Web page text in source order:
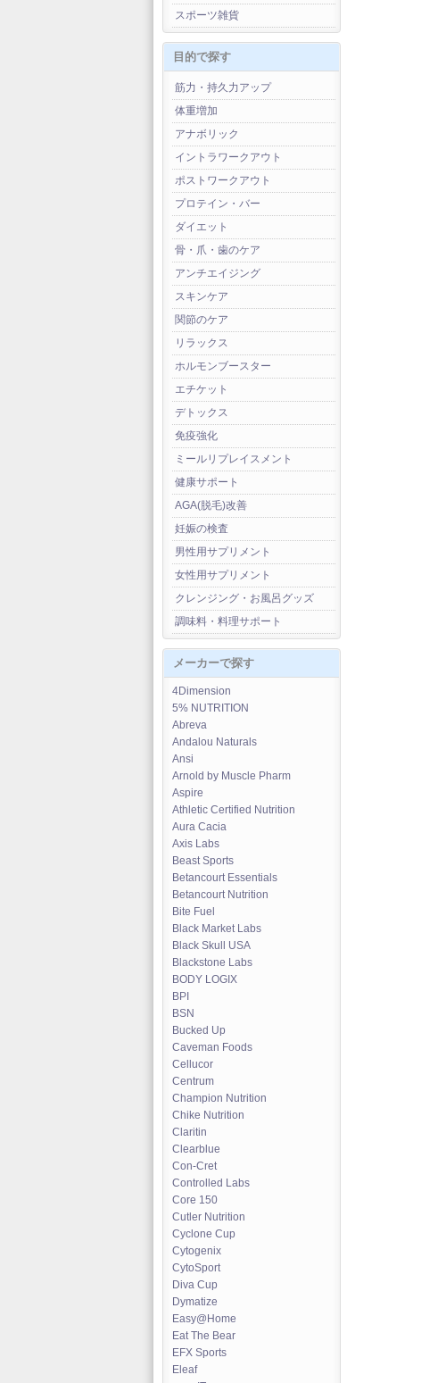
スポーツ雑貨
目的で探す
筋力・持久力アップ
体重増加
アナボリック
イントラワークアウト
ポストワークアウト
プロテイン・バー
ダイエット
骨・爪・歯のケア
アンチエイジング
スキンケア
関節のケア
リラックス
ホルモンブースター
エチケット
デトックス
免疫強化
ミールリプレイスメント
健康サポート
AGA(脱毛)改善
妊娠の検査
男性用サプリメント
女性用サプリメント
クレンジング・お風呂グッズ
調味料・料理サポート
メーカーで探す
4Dimension
5% NUTRITION
Abreva
Andalou Naturals
Ansi
Arnold by Muscle Pharm
Aspire
Athletic Certified Nutrition
Aura Cacia
Axis Labs
Beast Sports
Betancourt Essentials
Betancourt Nutrition
Bite Fuel
Black Market Labs
Black Skull USA
Blackstone Labs
BODY LOGIX
BPI
BSN
Bucked Up
Caveman Foods
Cellucor
Centrum
Champion Nutrition
Chike Nutrition
Claritin
Clearblue
Con-Cret
Controlled Labs
Core 150
Cutler Nutrition
Cyclone Cup
Cytogenix
CytoSport
Diva Cup
Dymatize
Easy@Home
Eat The Bear
EFX Sports
Eleaf